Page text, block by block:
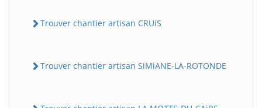
Trouver chantier artisan CRUiS
Trouver chantier artisan SiMiANE-LA-ROTONDE